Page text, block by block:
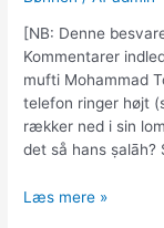
o
k
n
[NB: Denne
Kommentarer
mufti Mohammad
telefon ringer højt
rækker ned i sin
det så hans ṣalāh?
Mobiltelefon
Læs mere »